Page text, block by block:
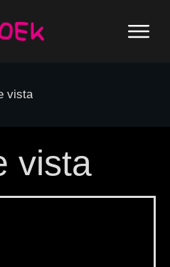
vista
vista